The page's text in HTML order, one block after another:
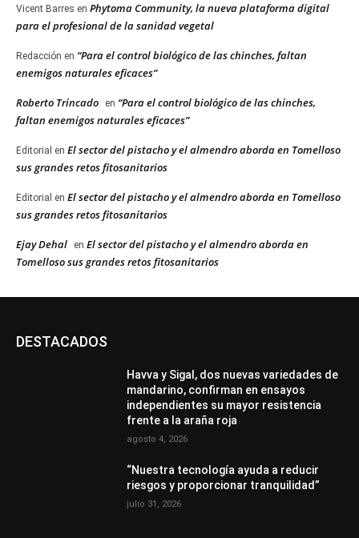
Vicent Barres en Phytoma Community, la nueva plataforma digital
para el profesional de la sanidad vegetal
Redacción en “Para el control biológico de las chinches, faltan
enemigos naturales eficaces”
Roberto Trincado en “Para el control biológico de las chinches,
faltan enemigos naturales eficaces”
Editorial en El sector del pistacho y el almendro aborda en Tomelloso
sus grandes retos fitosanitarios
Editorial en El sector del pistacho y el almendro aborda en Tomelloso
sus grandes retos fitosanitarios
Ejay Dehal en El sector del pistacho y el almendro aborda en
Tomelloso sus grandes retos fitosanitarios
DESTACADOS
Havva y Sigal, dos nuevas variedades de
mandarino, confirman en ensayos
independientes su mayor resistencia
frente a la araña roja
agosto 4, 2026
“Nuestra tecnología ayuda a reducir
riesgos y proporcionar tranquilidad”
julio 31, 2026